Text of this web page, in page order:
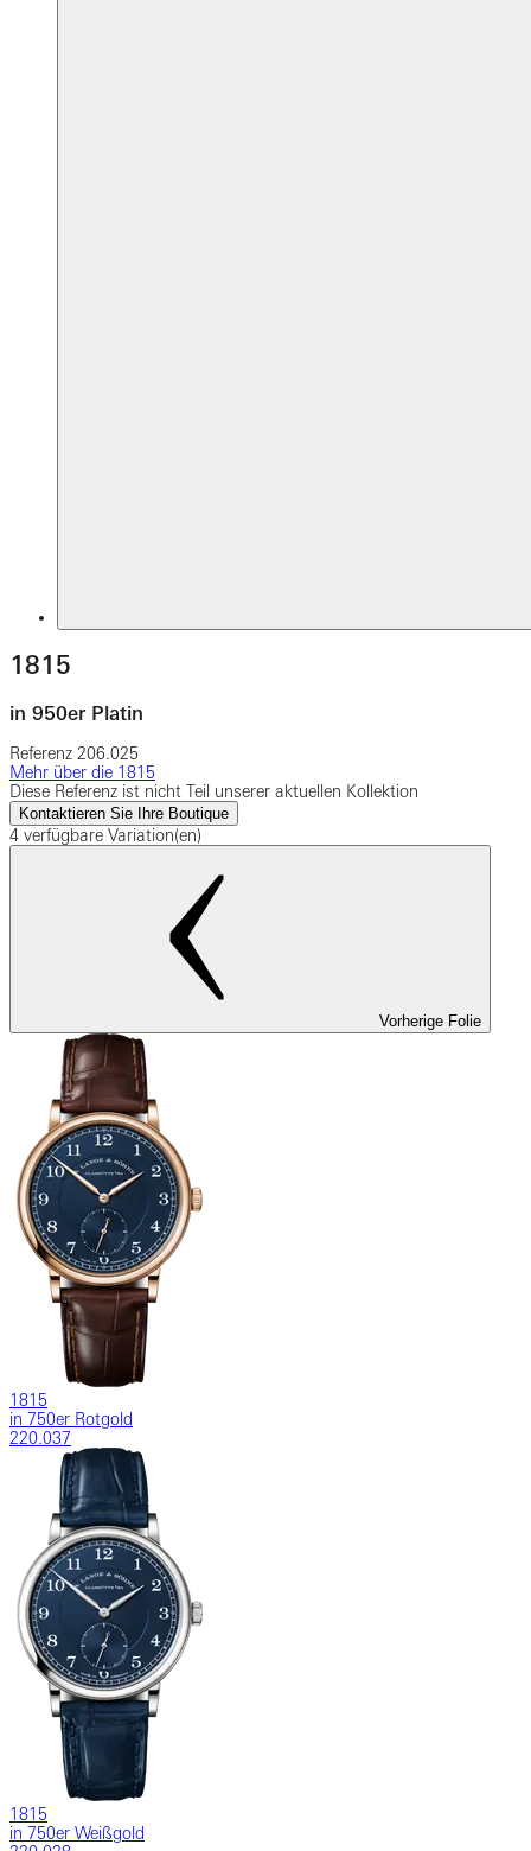
1815
in 950er Platin
Referenz 206.025
Mehr über die 1815
Diese Referenz ist nicht Teil unserer aktuellen Kollektion
Kontaktieren Sie Ihre Boutique
4 verfügbare Variation(en)
Vorherige Folie
1815
in 750er Rotgold
220.037
1815
in 750er Weißgold